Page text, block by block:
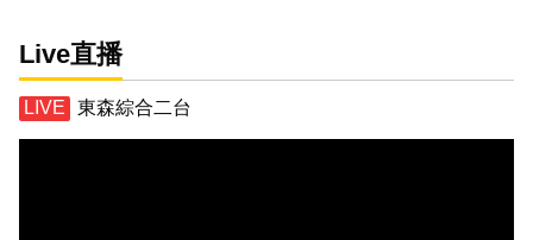
Live直播
東森綜合二台